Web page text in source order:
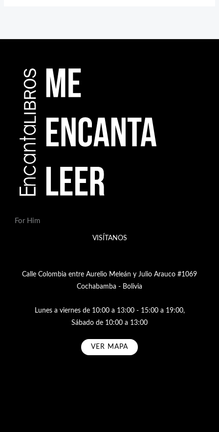
For Him
VISÍTANOS
Calle Colombia entre Aurelio Meleán y Julio Arauco #1069
Cochabamba - Bolivia
Lunes a viernes de 10:00 a 13:00 - 15:00 a 19:00,
Sábado de 10:00 a 13:00
VER MAPA